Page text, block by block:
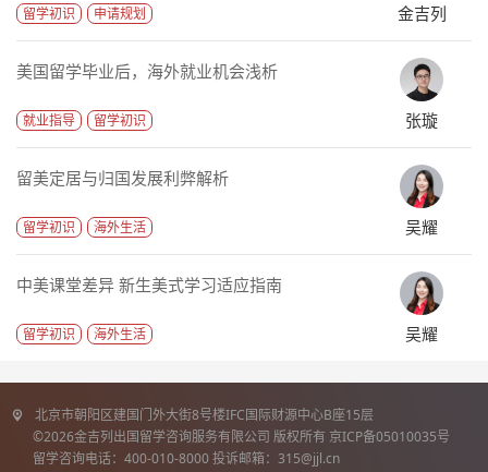
留学初识 申请规划 金吉列
美国留学毕业后，海外就业机会浅析
就业指导 留学初识 张璇
留美定居与归国发展利弊解析
留学初识 海外生活 吴耀
中美课堂差异 新生美式学习适应指南
留学初识 海外生活 吴耀
北京市朝阳区建国门外大街8号楼IFC国际财源中心B座15层
©2026金吉列出国留学咨询服务有限公司 版权所有 京ICP备05010035号
留学咨询电话：400-010-8000 投诉邮箱：315@jjl.cn